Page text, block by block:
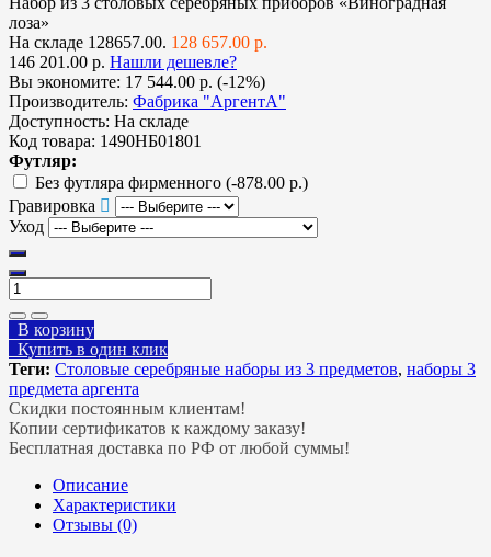
лоза»
На складе 128657.00. 128 657.00 р.
146 201.00 р. Нашли дешевле?
Вы экономите: 17 544.00 р. (-12%)
Производитель: Фабрика "АргентА"
Доступность: На складе
Код товара: 1490НБ01801
Футляр:
Без футляра фирменного (-878.00 р.)
Гравировка
Уход
В корзину
Купить в один клик
Теги: Столовые серебряные наборы из 3 предметов, наборы 3
предмета аргента
Скидки постоянным клиентам!
Копии сертификатов к каждому заказу!
Бесплатная доставка по РФ от любой суммы!
Описание
Характеристики
Отзывы (0)